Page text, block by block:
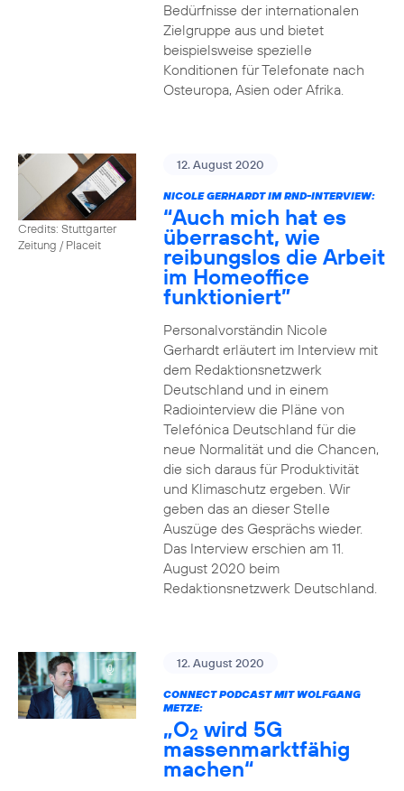
Bedürfnisse der internationalen
Zielgruppe aus und bietet
beispielsweise spezielle
Konditionen für Telefonate nach
Osteuropa, Asien oder Afrika.
Credits: Stuttgarter
Zeitung / Placeit
12. August 2020
NICOLE GERHARDT IM RND-INTERVIEW:
“Auch mich hat es
überrascht, wie
reibungslos die Arbeit
im Homeoffice
funktioniert”
Personalvorständin Nicole
Gerhardt erläutert im Interview mit
dem Redaktionsnetzwerk
Deutschland und in einem
Radiointerview die Pläne von
Telefónica Deutschland für die
neue Normalität und die Chancen,
die sich daraus für Produktivität
und Klimaschutz ergeben. Wir
geben das an dieser Stelle
Auszüge des Gesprächs wieder.
Das Interview erschien am 11.
August 2020 beim
Redaktionsnetzwerk Deutschland.
12. August 2020
CONNECT PODCAST MIT WOLFGANG
METZE:
„O2 wird 5G
massenmarktfähig
machen“